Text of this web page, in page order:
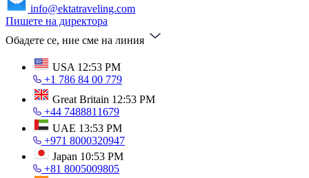
info@ektatraveling.com
Пишете на директора
Обадете се, ние сме на линия
USA 12:53 PM
+1 786 84 00 779
Great Britain 12:53 PM
+44 7488811679
UAE 13:53 PM
+971 8000320947
Japan 10:53 PM
+81 8005009805